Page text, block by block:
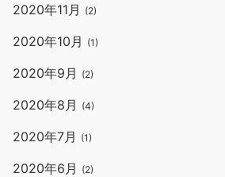
2020年11月 (2)
2020年10月 (1)
2020年9月 (2)
2020年8月 (4)
2020年7月 (1)
2020年6月 (2)